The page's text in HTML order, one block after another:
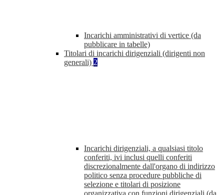
Incarichi amministrativi di vertice (da
pubblicare in tabelle)
Titolari di incarichi dirigenziali (dirigenti non
generali) 2
Incarichi dirigenziali, a qualsiasi titolo
conferiti, ivi inclusi quelli conferiti
discrezionalmente dall'organo di indirizzo
politico senza procedure pubbliche di
selezione e titolari di posizione